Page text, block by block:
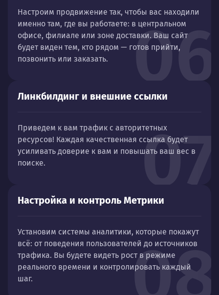
06
Настроим продвижение так, чтобы вас находили
именно там, где вы работаете: в центральном
офисе, филиале или зоне доставки. Ваш сайт
будет виден тем, кто рядом — готов прийти,
позвонить или заказать.
07
Линкбилдинг и внешние ссылки
Приведем к вам трафик с авторитетных
ресурсов! Каждая качественная ссылка будет
усиливать доверие к вам и повышать ваш вес в
поиске.
08
Настройка и контроль Метрики
Установим системы аналитики, которые покажут
всё: от поведения пользователей до источников
трафика. Вы будете видеть рост в режиме
реального времени и контролировать каждый
шаг.